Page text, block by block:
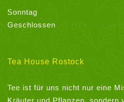
Sonntag
Geschlossen
Tea House Rostock
Tee ist für uns nicht nur eine
Kräuter und Pflanzen, sondern